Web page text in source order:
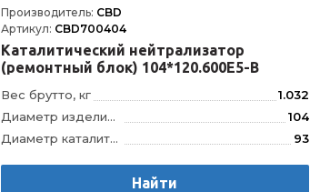
Производитель: CBD
Артикул: CBD700404
Каталитический нейтрализатор
(ремонтный блок) 104*120.600Е5-B
Вес брутто, кг
1.032
Диаметр изделия, мм
104
Диаметр каталитического блока, мм
93
Найти